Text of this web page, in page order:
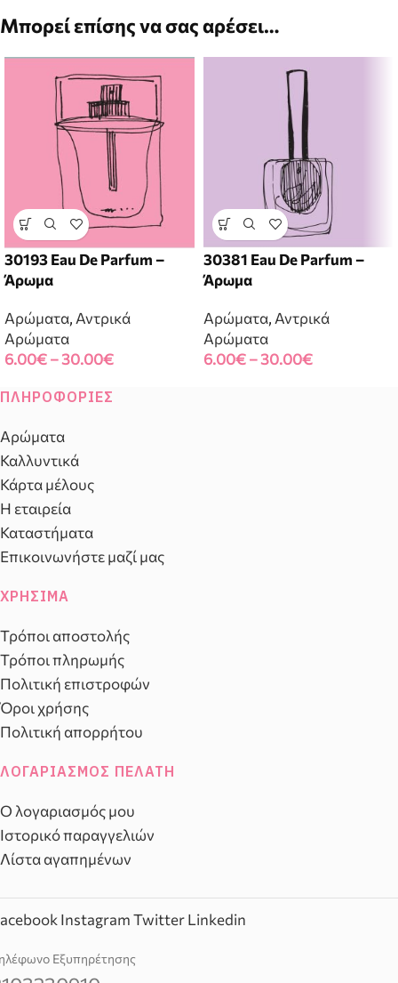
Μπορεί επίσης να σας αρέσει…
30193 Eau De Parfum –
Άρωμα
Αρώματα, Αντρικά
Αρώματα
6.00€–30.00€
30381 Eau De Parfum –
Άρωμα
Αρώματα, Αντρικά
Αρώματα
6.00€–30.00€
ΠΛΗΡΟΦΟΡΊΕΣ
Αρώματα
Καλλυντικά
Κάρτα μέλους
Η εταιρεία
Καταστήματα
Επικοινωνήστε μαζί μας
ΧΡΉΣΙΜΑ
Τρόποι αποστολής
Τρόποι πληρωμής
Πολιτική επιστροφών
Όροι χρήσης
Πολιτική απορρήτου
ΛΟΓΑΡΙΑΣΜΌΣ ΠΕΛΆΤΗ
Ο λογαριασμός μου
Ιστορικό παραγγελιών
Λίστα αγαπημένων
InstagramTwitterLinkedin
Εξυπηρέτησης